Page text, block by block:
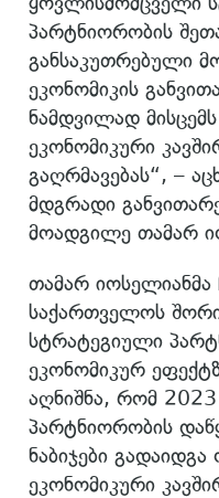
პარტნიორობის
განსაკუთრებული
ეკონომიკის
ნამდვილად
ეკონომიკური
გაღრმავებას“, –
მდგრადი
მოადგილე თამარ
თამარ იოსელიანმა
საქართველოს
სტრატეგიული
ეკონომიკურ
აღნიშნა, რომ
პარტნიორობის
ნაბიჯები
ეკონომიკური